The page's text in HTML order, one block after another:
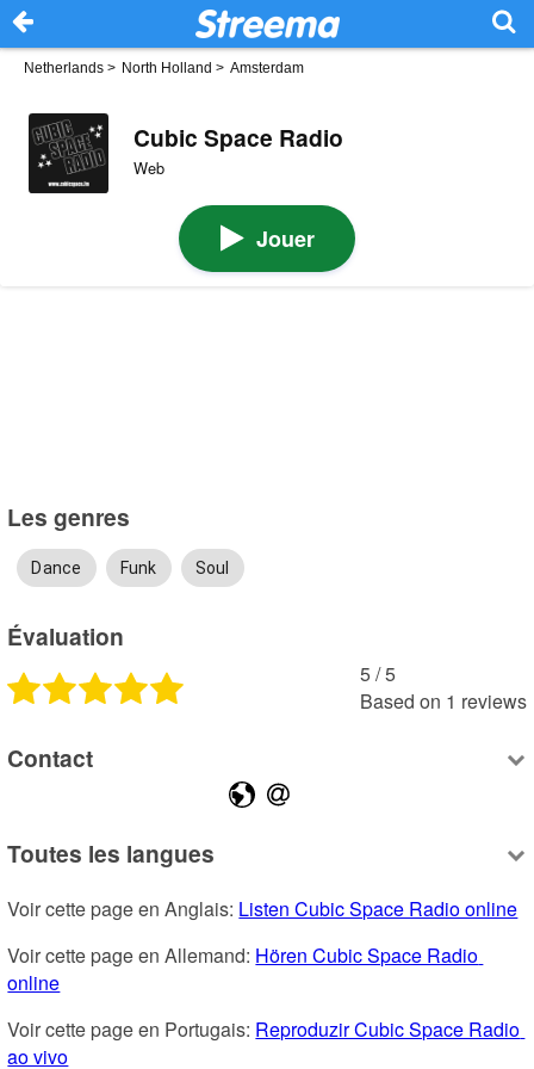
Netherlands > North Holland > Amsterdam
Cubic Space Radio
Web
Jouer
Les genres
Dance Funk Soul
Évaluation
5 /5
Based on 1 reviews
Contact
Toutes les langues
Voir cette page en Anglais: Listen Cubic Space Radio online
Voir cette page en Allemand: Hören Cubic Space Radio
online
Voir cette page en Portugais: Reproduzir Cubic Space Radio
ao vivo